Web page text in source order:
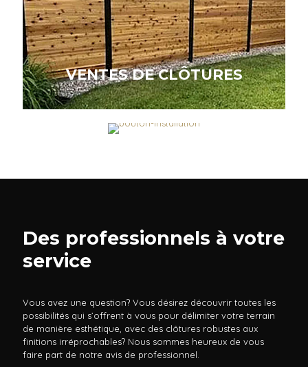
VENTES DE CLÔTURES
INSTALLATION DE CLÔTURES
Des professionnels à votre
service
Vous avez une question? Vous désirez découvrir toutes les
possibilités qui s’offrent à vous pour délimiter votre terrain
de manière esthétique, avec des clôtures robustes aux
finitions irréprochables? Nous sommes heureux de vous
faire part de notre avis de professionnel.